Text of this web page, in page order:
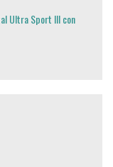
Ultra Sport III con